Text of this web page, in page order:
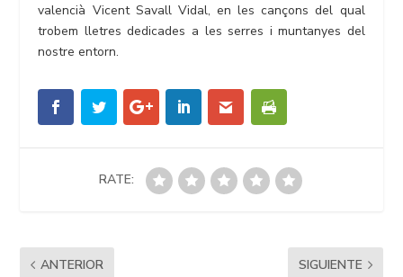
valencià Vicent Savall Vidal, en les cançons del qual
trobem lletres dedicades a les serres i muntanyes del
nostre entorn.
RATE:
ANTERIOR SIGUIENTE